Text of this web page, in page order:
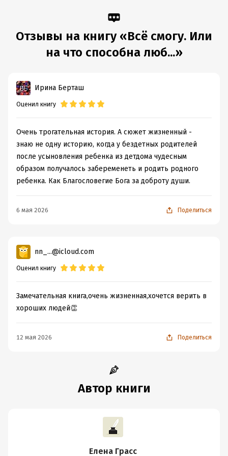
Подробная информация
Дата написания:
Год издания: 2026
Время на чтение:
Отзывы на книгу «Всё смогу. Или
на что способна люб...»
Ирина Берташ
Оценил книгу
Очень трогательная история. А сюжет жизненный -
знаю не одну историю, когда у бездетных родителей
после усыновления ребенка из детдома чудесным
образом получалось забеременеть и родить родного
ребенка. Как Благословегие Бога за доброту души.
6 мая 2026 Поделиться
nn_...@icloud.com
Оценил книгу
Замечательная книга,очень жизненная,хочется верить в
хороших людей👏
12 мая 2026 Поделиться
Автор книги
Елена Грасс